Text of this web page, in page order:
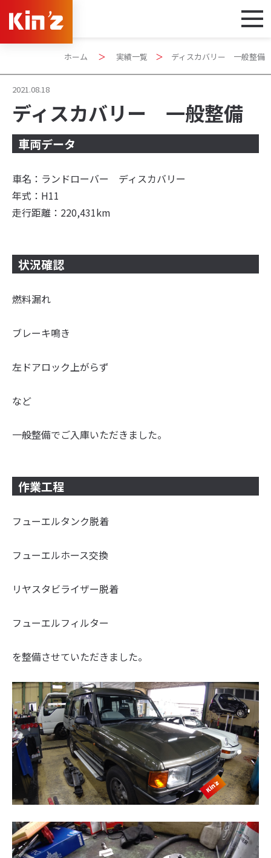
ホーム ＞ 実績一覧 ＞ ディスカバリー 一般整備
2021.08.18
ディスカバリー 一般整備
車両データ
車名：ランドローバー ディスカバリー
年式：H11
走行距離：220,431km
状況確認
燃料漏れ
ブレーキ鳴き
左ドアロック上がらず
など
一般整備でご入庫いただきました。
作業工程
フューエルタンク脱着
フューエルホース交換
リヤスタビライザー脱着
フューエルフィルター
を整備させていただきました。